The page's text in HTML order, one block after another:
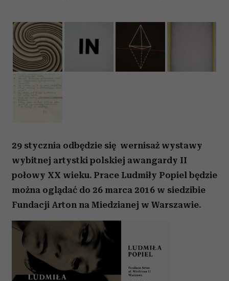
29 stycznia odbędzie się wernisaż wystawy
wybitnej artystki polskiej awangardy II
połowy XX wieku. Prace Ludmiły Popiel będzie
można oglądać do 26 marca 2016 w siedzibie
Fundacji Arton na Miedzianej w Warszawie.